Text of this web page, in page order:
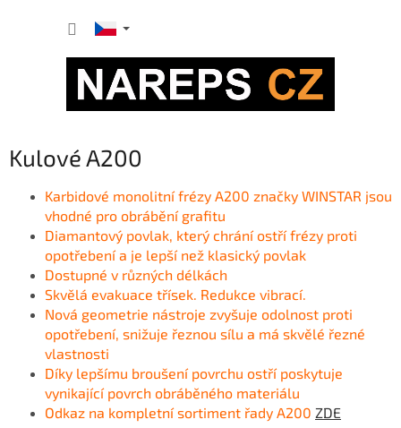
Kulové A200
Karbidové monolitní frézy A200 značky WINSTAR jsou
vhodné pro obrábění grafitu
Diamantový povlak, který chrání ostří frézy proti
opotřebení a je lepší než klasický povlak
Dostupné v různých délkách
Skvělá evakuace třísek. Redukce vibrací.
Nová geometrie nástroje zvyšuje odolnost proti
opotřebení, snižuje řeznou sílu a má skvělé řezné
vlastnosti
Díky lepšímu broušení povrchu ostří poskytuje
vynikající povrch obráběného materiálu
Odkaz na kompletní sortiment řady A200 ZDE